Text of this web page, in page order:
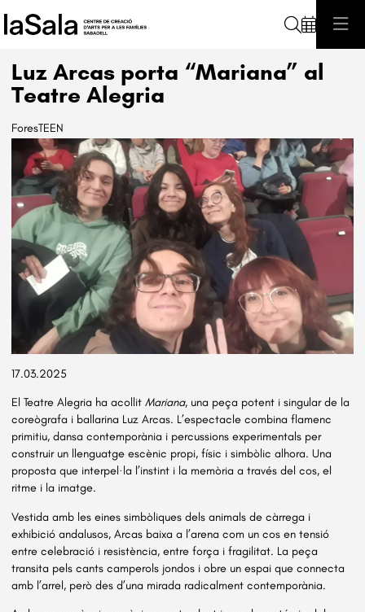
Luz Arcas porta “Mariana” al
Teatre Alegria
ForesTEEN
17.03.2025
El Teatre Alegria ha acollitMariana, una peça potent i singular de la
coreògrafa i ballarina Luz Arcas. L’espectacle combina flamenc
primitiu, dansa contemporània i percussions experimentals per
construir un llenguatge escènic propi, físic i simbòlic alhora. Una
proposta que interpel·la l’instint i la memòria a través del cos, el
ritme i la imatge.
Vestida amb les eines simbòliques dels animals de càrrega i
exhibició andalusos, Arcas baixa a l’arena com un cos en tensió
entre celebració i resistència, entre força i fragilitat. La peça
transita pels cants camperols jondos i obre un espai que connecta
amb l’arrel, però des d’una mirada radicalment contemporània.